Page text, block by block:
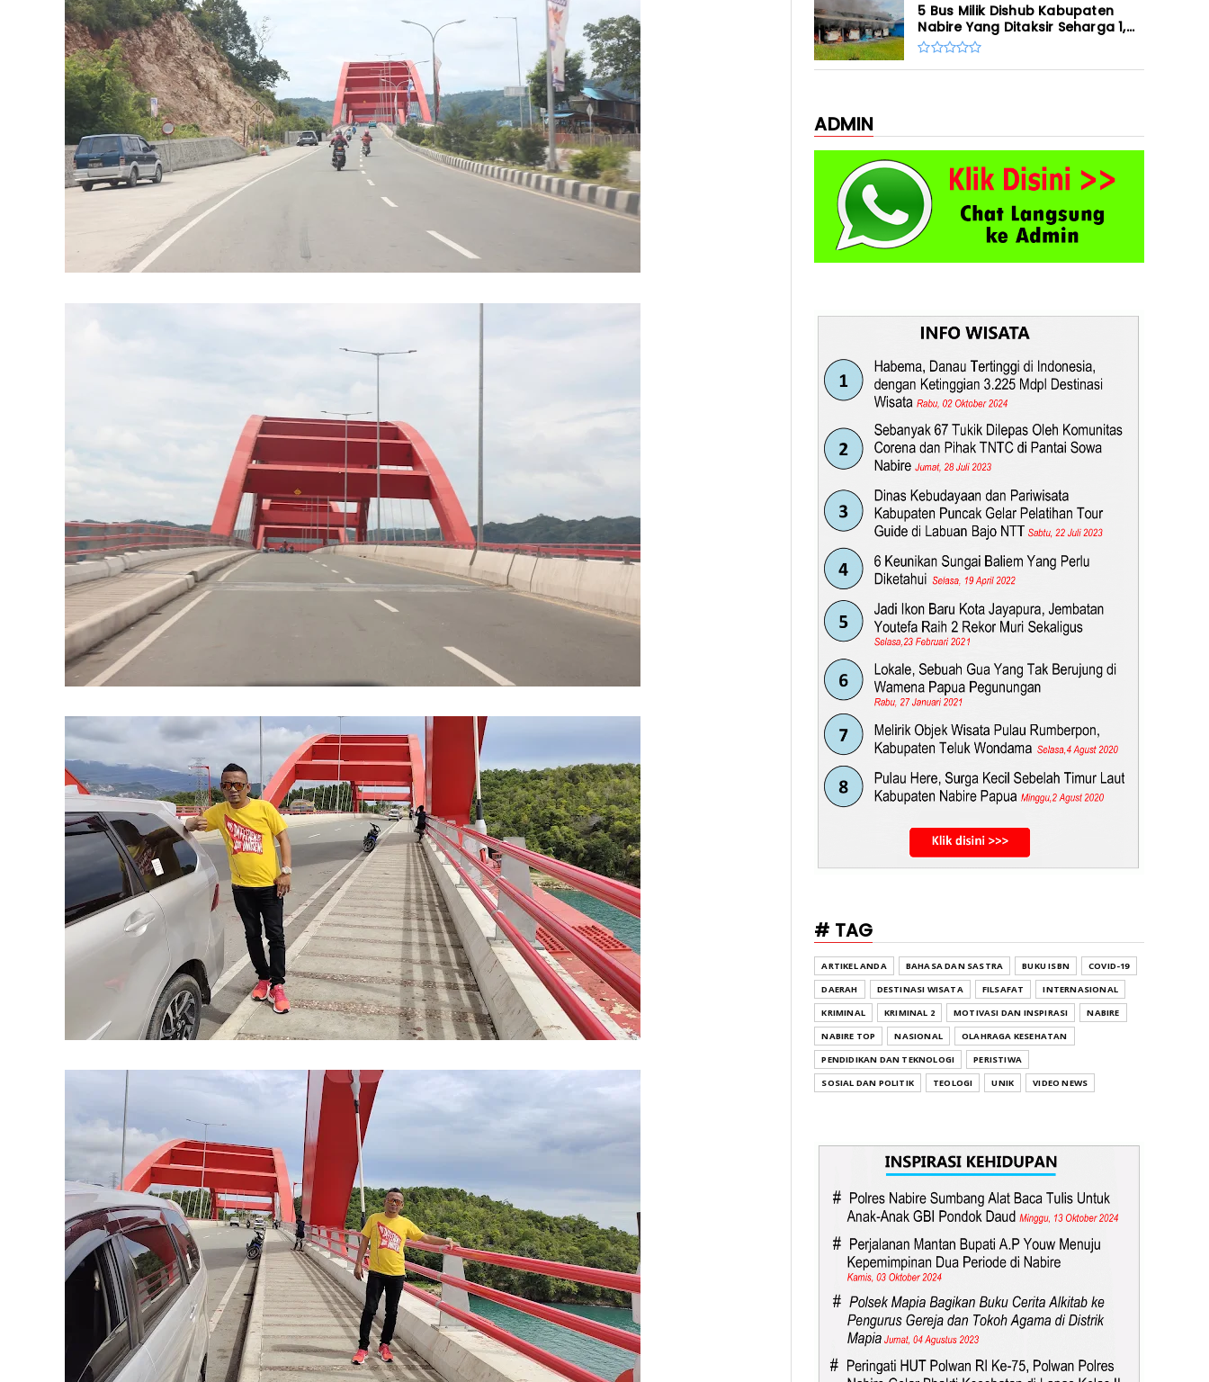
5 Bus Milik Dishub Kabupaten
Nabire Yang Ditaksir Seharga 1,...
ADMIN
# TAG
ARTIKEL ANDA BAHASA DAN SASTRA BUKU ISBN
COVID-19
DAERAH
DESTINASI WISATA FILSAFAT
INTERNASIONAL
KRIMINAL
KRIMINAL 2 MOTIVASI DAN INSPIRASI
NABIRE
NABIRE TOP
NASIONAL
OLAHRAGA KESEHATAN
PENDIDIKAN DAN TEKNOLOGI
PERISTIWA
SOSIAL DAN POLITIK
TEOLOGI UNIK VIDEO NEWS